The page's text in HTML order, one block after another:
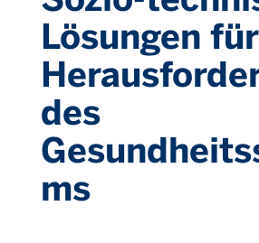
Lösungen
des
ms